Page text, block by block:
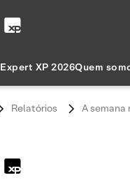
Expert XP 2026Quem
Relatórios A semana